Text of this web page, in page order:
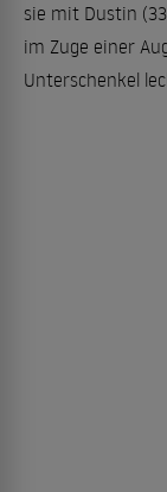
sie mit Dustin
im Zuge einer
Unterschenkel